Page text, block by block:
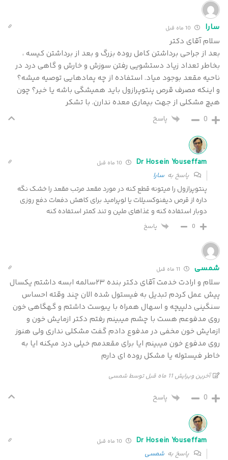
سارا
سلام آقای دکتر
بعد از جراحی برداشتن کامل روده بزرگ و بعد از برداشتن کیسه ،
بخاطر تعداد زیاد دستشویی رفتن سوزش و خارش و گاهی درد در
ناحیه مقعد بوجود میاد. استفاده از چه پمادهایی توصیه میشه؟
و اینکه مصرف قرص پنتوپرازول باید همیشگی باشه یا خیر؟ چون
هیچ مشکلی از جهت بیماری معده ندارن. با تشکر
0 پاسخ
Dr Hosein Youseffam
پاسخ به سارا
پنتوپرازول را میتونه قطع کنه در مورد مقعد مرتب مقعد را خشک نگه
داره از قرص دیفنوکسیلات یا لوپرامید برای کاهش دفعات دفع روزی
دوبار استفاده کنه و غذاهای ملین و تند کمتر استفاده کنه
0 پاسخ
شمسی
سلام و ارادت خدمت آقای دکتر بنده ۲۳سالمه ابسه داشتم یکسال
پیش عمل کردم تبدیل به فیستول شده الان چند وقته احساس
سنگینی دلپیچه و اسهال همراه با یبوست داشتم و گهگاهی خون
روی مدفوعم هست با چشم میبینم رفتم دکتر ازمایش خون و
ازمایش خون مخفی در مدفوع دادم گفت مشکلی نداری ولی هنوز
روی مدفوع خون میبینم ایا برای مقعدمم خیلی درد میکنه ایا به
خاطر فیستوله یا مشکل روده ای دارم
آخرین ویرایش 11 ماه قبل توسط شمسی
0 پاسخ
Dr Hosein Youseffam
پاسخ به شمسی